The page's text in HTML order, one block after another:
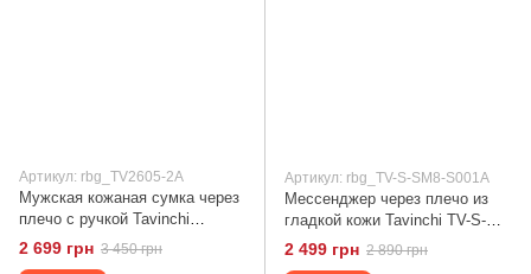
Артикул: rbg_TV2605-2A
Мужская кожаная сумка через
плечо с ручкой Tavinchi
TV2605-2A Черный
2 699 грн 3 450 грн
Артикул: rbg_TV-S-SM8-S001A
Мессенджер через плечо из
гладкой кожи Tavinchi TV-S-
SM8-S001A Черный
2 499 грн 2 890 грн